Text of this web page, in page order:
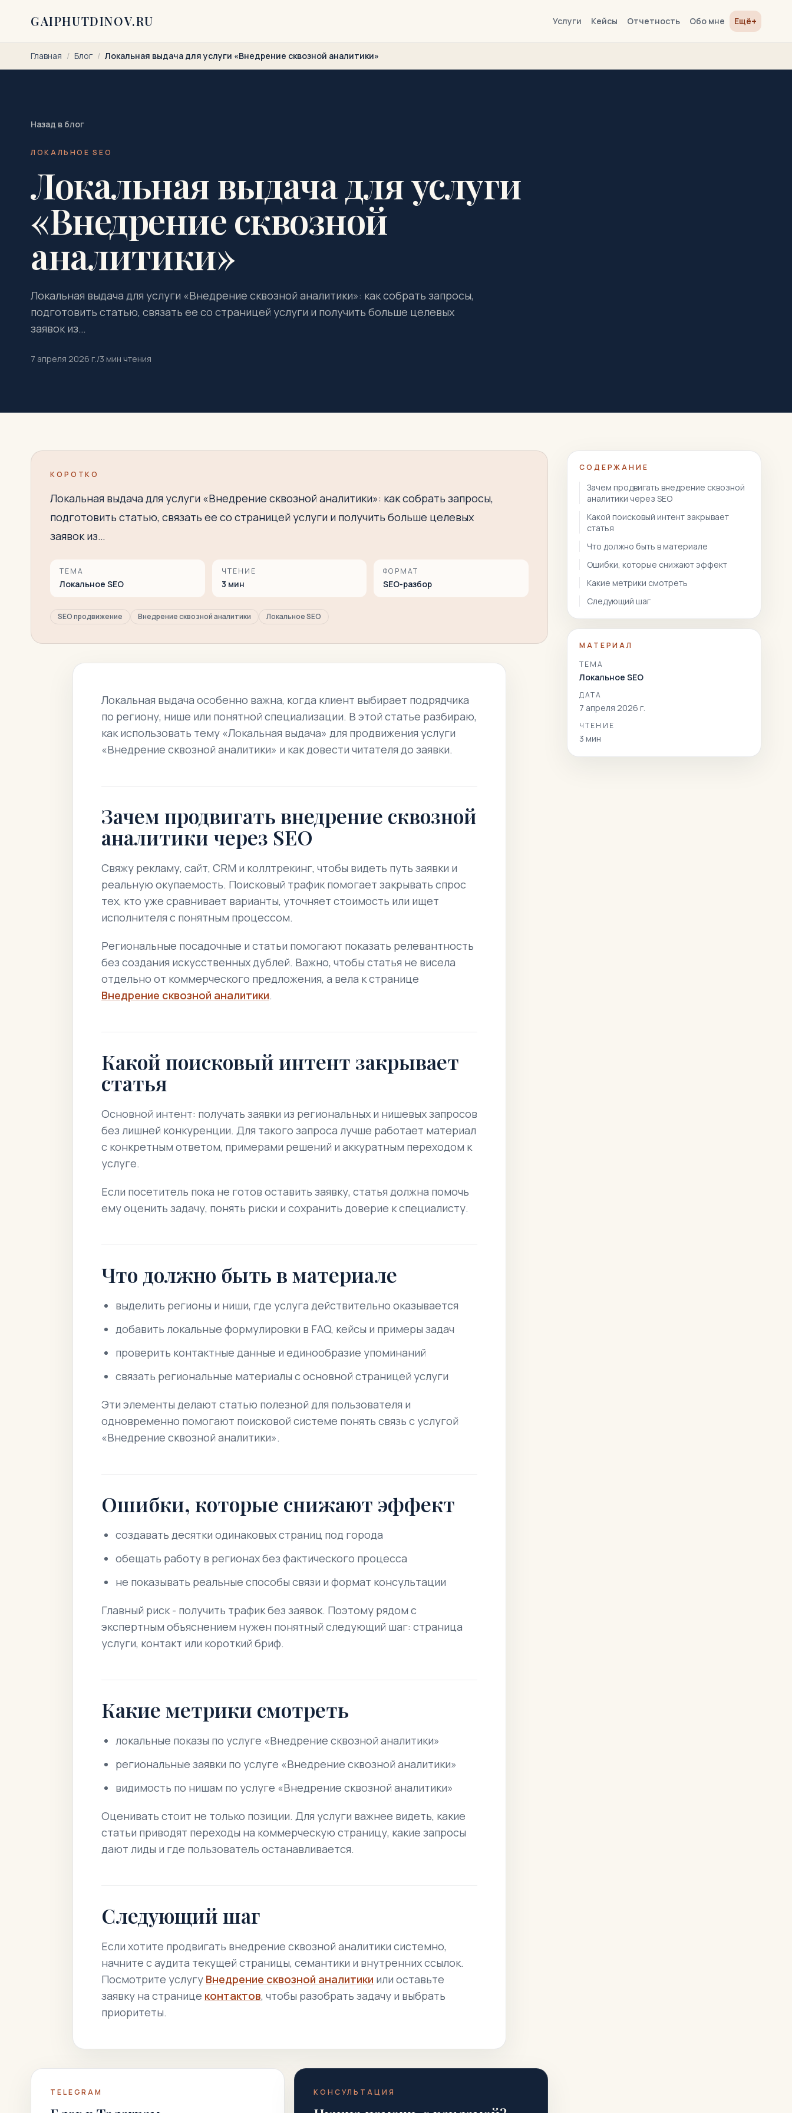
GAIPHUTDINOV.RU Услуги Кейсы Отчетность Обо мне Ещё+
Главная / Блог / Локальная выдача для услуги «Внедрение сквозной аналитики»
Назад в блог
ЛОКАЛЬНОЕ SEO
Локальная выдача для услуги
«Внедрение сквозной
аналитики»
Локальная выдача для услуги «Внедрение сквозной аналитики»: как собрать запросы,
подготовить статью, связать ее со страницей услуги и получить больше целевых
заявок из…
7 апреля 2026 г./3 мин чтения
КОРОТКО
Локальная выдача для услуги «Внедрение сквозной аналитики»: как собрать запросы,
подготовить статью, связать ее со страницей услуги и получить больше целевых
заявок из…
ТЕМА
Локальное SEO
ЧТЕНИЕ
3 мин
ФОРМАТ
SEO-разбор
SEO продвижение Внедрение сквозной аналитики Локальное SEO
Локальная выдача особенно важна, когда клиент выбирает подрядчика
по региону, нише или понятной специализации. В этой статье разбираю,
как использовать тему «Локальная выдача» для продвижения услуги
«Внедрение сквозной аналитики» и как довести читателя до заявки.
Зачем продвигать внедрение сквозной
аналитики через SEO
Свяжу рекламу, сайт, CRM и коллтрекинг, чтобы видеть путь заявки и
реальную окупаемость. Поисковый трафик помогает закрывать спрос
тех, кто уже сравнивает варианты, уточняет стоимость или ищет
исполнителя с понятным процессом.
Региональные посадочные и статьи помогают показать релевантность
без создания искусственных дублей. Важно, чтобы статья не висела
отдельно от коммерческого предложения, а вела к странице
Внедрение сквозной аналитики.
Какой поисковый интент закрывает
статья
Основной интент: получать заявки из региональных и нишевых запросов
без лишней конкуренции. Для такого запроса лучше работает материал
с конкретным ответом, примерами решений и аккуратным переходом к
услуге.
Если посетитель пока не готов оставить заявку, статья должна помочь
ему оценить задачу, понять риски и сохранить доверие к специалисту.
Что должно быть в материале
выделить регионы и ниши, где услуга действительно оказывается
добавить локальные формулировки в FAQ, кейсы и примеры задач
проверить контактные данные и единообразие упоминаний
связать региональные материалы с основной страницей услуги
Эти элементы делают статью полезной для пользователя и
одновременно помогают поисковой системе понять связь с услугой
«Внедрение сквозной аналитики».
Ошибки, которые снижают эффект
создавать десятки одинаковых страниц под города
обещать работу в регионах без фактического процесса
не показывать реальные способы связи и формат консультации
Главный риск - получить трафик без заявок. Поэтому рядом с
экспертным объяснением нужен понятный следующий шаг: страница
услуги, контакт или короткий бриф.
Какие метрики смотреть
локальные показы по услуге «Внедрение сквозной аналитики»
региональные заявки по услуге «Внедрение сквозной аналитики»
видимость по нишам по услуге «Внедрение сквозной аналитики»
Оценивать стоит не только позиции. Для услуги важнее видеть, какие
статьи приводят переходы на коммерческую страницу, какие запросы
дают лиды и где пользователь останавливается.
Следующий шаг
Если хотите продвигать внедрение сквозной аналитики системно,
начните с аудита текущей страницы, семантики и внутренних ссылок.
Посмотрите услугу Внедрение сквозной аналитики или оставьте
заявку на странице контактов, чтобы разобрать задачу и выбрать
приоритеты.
TELEGRAM КОНСУЛЬТАЦИЯ
СОДЕРЖАНИЕ
Зачем продвигать внедрение сквозной
аналитики через SEO
Какой поисковый интент закрывает
статья
Что должно быть в материале
Ошибки, которые снижают эффект
Какие метрики смотреть
Следующий шаг
МАТЕРИАЛ
ТЕМА
Локальное SEO
ДАТА
7 апреля 2026 г.
ЧТЕНИЕ
3 мин